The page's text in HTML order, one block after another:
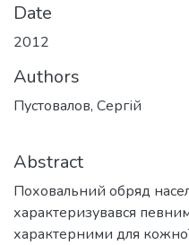
Date
2012
Authors
Пустовалов, Сергій
Abstract
Поховальний обряд
характеризувався
характерними для кожної